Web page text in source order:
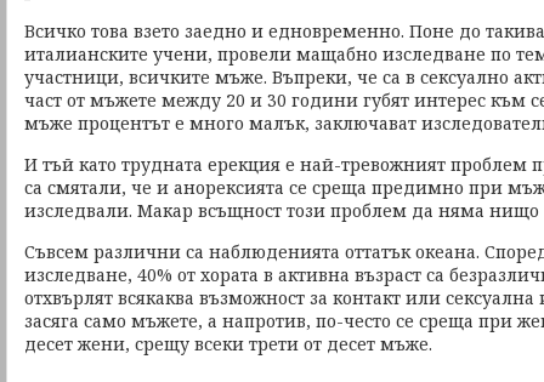
Всичко това взето заедно и едновременно. Поне до
италианските учени, провели мащабно изследване по
участници, всичките мъже. Въпреки, че са в сексуално
част от мъжете между 20 и 30 години губят интерес към
мъже процентът е много малък, заключават
И тъй като трудната ерекция е най-тревожният проблем
са смятали, че и анорексията се среща предимно при
изследвали. Макар всъщност този проблем да няма нищо
Съвсем различни са наблюденията оттатък океана.
изследване, 40% от хората в активна възраст са
отхвърлят всякаква възможност за контакт или
засяга само мъжете, а напротив, по-често се среща при
десет жени, срещу всеки трети от десет мъже.